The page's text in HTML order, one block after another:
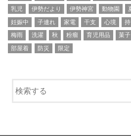
乳児
伊勢だより 伊勢神宮 動物園
妊娠中
子連れ 家電 干支 心境
梅雨
洗濯 秋 粉瘤 育児用品 菓子
部屋着
防災 限定